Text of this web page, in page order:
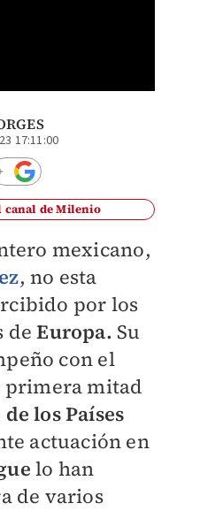
17:11:00
canal de Milenio
mexicano,
, no esta
por los
deEuropa. Su
con el
primera mitad
de los Países
actuación en
lo han
de varios